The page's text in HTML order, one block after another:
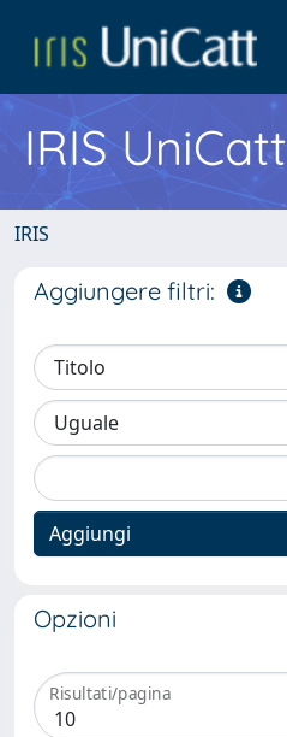
IRIS UniCatt
IRIS
Aggiungere filtri:
Aggiungi
Opzioni
Risultati/pagina